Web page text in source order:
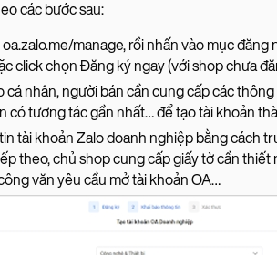
các bước sau:
manage, rồi nhấn vào mục đăng
click chọn Đăng ký ngay (với shop chưa
cá nhân, người bán cần cung cấp các
có tương tác gần nhất… để tạo tài khoản
tài khoản Zalo doanh nghiệp bằng cách
theo, chủ shop cung cấp giấy tờ cần
văn yêu cầu mở tài khoản OA…